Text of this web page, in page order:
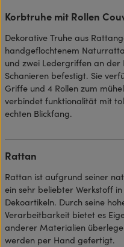
Korbtruhe mit Rollen
Dekorative Truhe aus
handgeflochtenem
und zwei Ledergriffen an der
Schanieren befestigt. Sie
Griffe und 4 Rollen zum
verbindet funktionalität mit
echten Blickfang.
Rattan
Rattan ist aufgrund seiner
ein sehr beliebter Werkstoff
Dekoartikeln. Durch seine
Verarbeitbarkeit bietet es
anderer Materialien
werden per Hand gefertigt.